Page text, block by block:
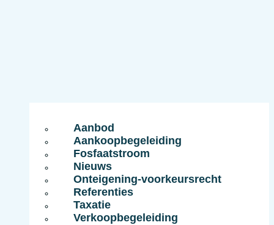
Aanbod
Aankoopbegeleiding
Fosfaatstroom
Nieuws
Onteigening-voorkeursrecht
Referenties
Taxatie
Verkoopbegeleiding